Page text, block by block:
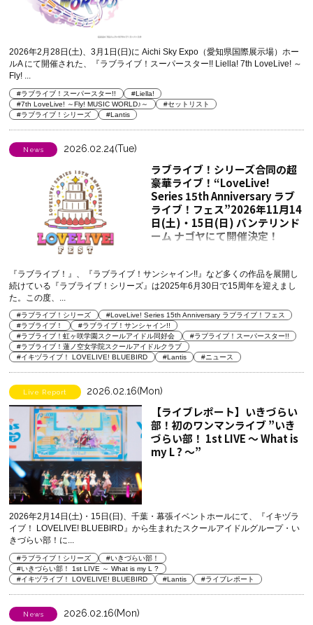
2026年2月28日(土)、3月1日(日)に Aichi Sky Expo（愛知県国際展示場）ホー
ルA にて開催された、『ラブライブ！スーパースター!! Liella! 7th LoveLive! ～
Fly! ...
#ラブライブ！スーパースター!!
#Liella!
#7th LoveLive! ～Fly! MUSIC WORLD♪～
#セットリスト
#ラブライブ！シリーズ
#Lantis
News 2026.02.24(Tue)
ラブライブ！シリーズ合同の超
豪華ライブ！“LoveLive!
Series 15th Anniversary ラブ
ライブ！フェス”2026年11月14
日(土)・15日(日) バンテリンド
ーム ナゴヤにて開催決定！
『ラブライブ！』、『ラブライブ！サンシャイン!!』など多くの作品を展開し
続けている『ラブライブ！シリーズ』は2025年6月30日で15周年を迎えまし
た。この度、...
#ラブライブ！シリーズ
#LoveLive! Series 15th Anniversary ラブライブ！フェス
#ラブライブ！
#ラブライブ！サンシャイン!!
#ラブライブ！虹ヶ咲学園スクールアイドル同好会
#ラブライブ！スーパースター!!
#ラブライブ！蓮ノ空女学院スクールアイドルクラブ
#イキヅライブ！ LOVELIVE! BLUEBIRD
#Lantis #ニュース
Live Report 2026.02.16(Mon)
【ライブレポート】いきづらい
部！初のワンマンライブ ”いき
づらい部！ 1st LIVE ～ What is
my L ? ～”
2026年2月14日(土)・15日(日)、千葉・幕張イベントホールにて、『イキヅラ
イブ！ LOVELIVE! BLUEBIRD』から生まれたスクールアイドルグループ・い
きづらい部！に...
#ラブライブ！シリーズ
#いきづらい部！
#いきづらい部！ 1st LIVE ～ What is my L ?
#イキヅライブ！ LOVELIVE! BLUEBIRD
#Lantis #ライブレポート
News 2026.02.16(Mon)